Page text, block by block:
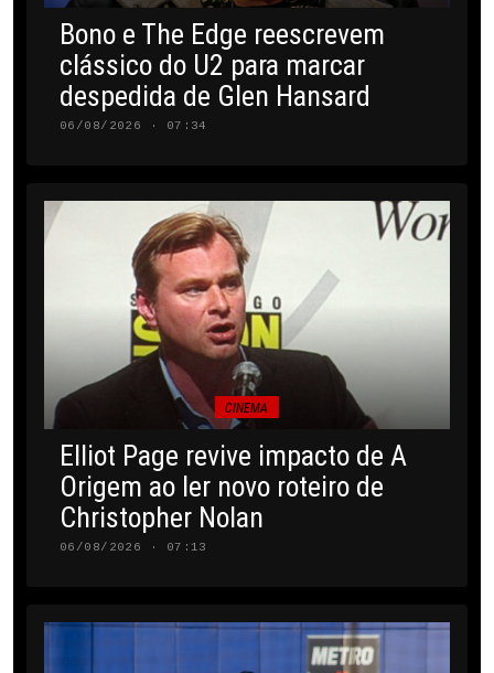
Bono e The Edge reescrevem
clássico do U2 para marcar
despedida de Glen Hansard
06/08/2026 · 07:34
CINEMA
Elliot Page revive impacto de A
Origem ao ler novo roteiro de
Christopher Nolan
06/08/2026 · 07:13